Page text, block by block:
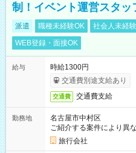
制！イベント運営スタッ
派遣 職種未経験OK 社会人未経
WEB登録・面接OK
給与
時給1300円
交通費別途支給あり
交通費 交通費支給
勤務地
名古屋市中村区
ご紹介する案件により異な
旅行会社